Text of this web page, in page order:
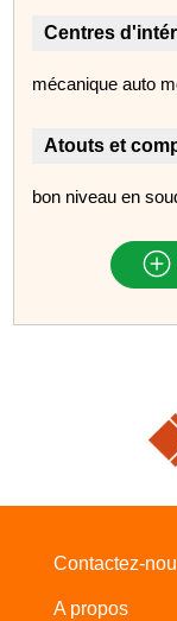
Centres
mécanique auto
Atouts et
bon niveau en
Contactez-
A propos